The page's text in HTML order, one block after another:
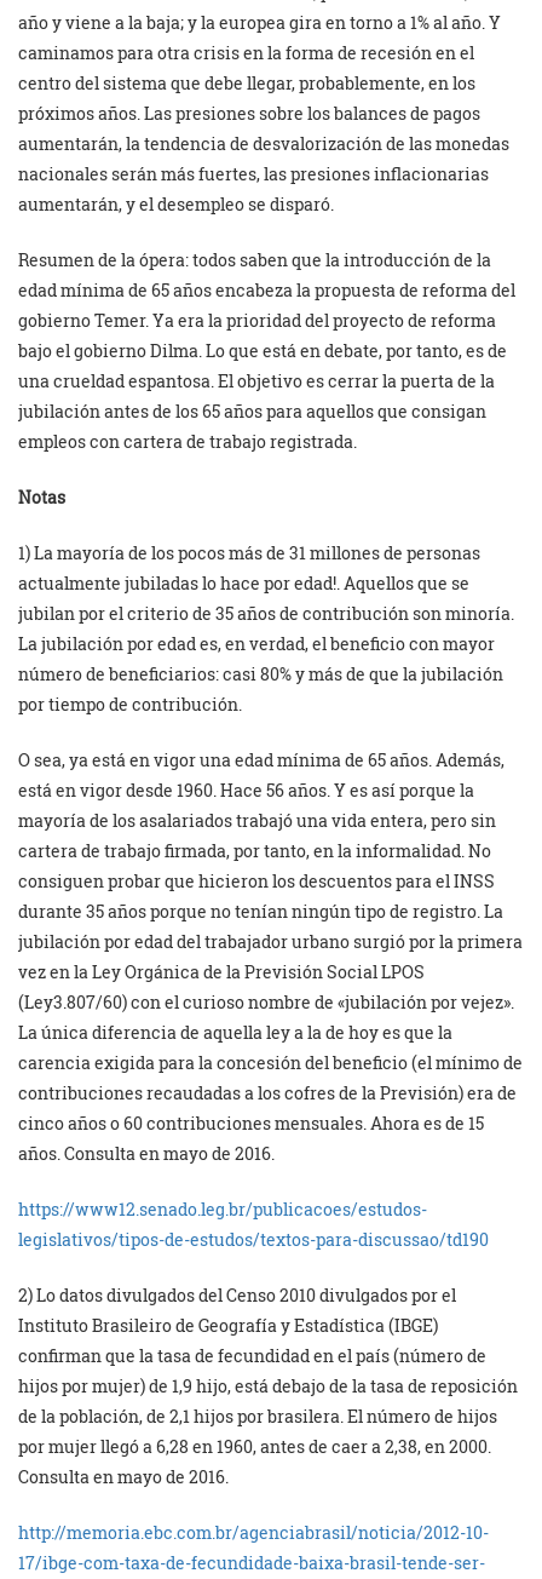
año y viene a la baja; y la europea gira en torno a 1% al año. Y
caminamos para otra crisis en la forma de recesión en el
centro del sistema que debe llegar, probablemente, en los
próximos años. Las presiones sobre los balances de pagos
aumentarán, la tendencia de desvalorización de las monedas
nacionales serán más fuertes, las presiones inflacionarias
aumentarán, y el desempleo se disparó.
Resumen de la ópera: todos saben que la introducción de la
edad mínima de 65 años encabeza la propuesta de reforma del
gobierno Temer. Ya era la prioridad del proyecto de reforma
bajo el gobierno Dilma. Lo que está en debate, por tanto, es de
una crueldad espantosa. El objetivo es cerrar la puerta de la
jubilación antes de los 65 años para aquellos que consigan
empleos con cartera de trabajo registrada.
Notas
1) La mayoría de los pocos más de 31 millones de personas
actualmente jubiladas lo hace por edad!. Aquellos que se
jubilan por el criterio de 35 años de contribución son minoría.
La jubilación por edad es, en verdad, el beneficio con mayor
número de beneficiarios: casi 80% y más de que la jubilación
por tiempo de contribución.
O sea, ya está en vigor una edad mínima de 65 años. Además,
está en vigor desde 1960. Hace 56 años. Y es así porque la
mayoría de los asalariados trabajó una vida entera, pero sin
cartera de trabajo firmada, por tanto, en la informalidad. No
consiguen probar que hicieron los descuentos para el INSS
durante 35 años porque no tenían ningún tipo de registro. La
jubilación por edad del trabajador urbano surgió por la primera
vez en la Ley Orgánica de la Previsión Social LPOS
(Ley3.807/60) con el curioso nombre de «jubilación por vejez».
La única diferencia de aquella ley a la de hoy es que la
carencia exigida para la concesión del beneficio (el mínimo de
contribuciones recaudadas a los cofres de la Previsión) era de
cinco años o 60 contribuciones mensuales. Ahora es de 15
años. Consulta en mayo de 2016.
https://www12.senado.leg.br/publicacoes/estudos-
legislativos/tipos-de-estudos/textos-para-discussao/td190
2) Lo datos divulgados del Censo 2010 divulgados por el
Instituto Brasileiro de Geografía y Estadística (IBGE)
confirman que la tasa de fecundidad en el país (número de
hijos por mujer) de 1,9 hijo, está debajo de la tasa de reposición
de la población, de 2,1 hijos por brasilera. El número de hijos
por mujer llegó a 6,28 en 1960, antes de caer a 2,38, en 2000.
Consulta en mayo de 2016.
http://memoria.ebc.com.br/agenciabrasil/noticia/2012-10-
17/ibge-com-taxa-de-fecundidade-baixa-brasil-tende-ser-